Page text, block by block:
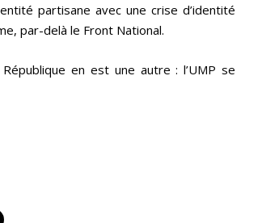
partisane avec une crise d’identité
par-delà le Front National.
en est une autre : l’UMP se